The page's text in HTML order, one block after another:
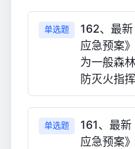
单选题
162、最
应急预案
为一般森
防灭火指
单选题
161、最
应急预案